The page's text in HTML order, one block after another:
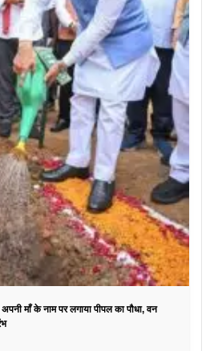
माँ के नाम पर लगाया पीपल का पौधा, वन